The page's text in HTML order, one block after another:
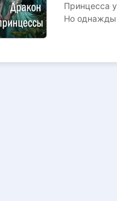
Принцесса
Но однажды